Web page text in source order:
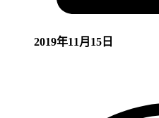
2019年11月15日